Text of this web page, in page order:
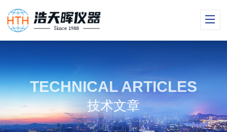
TECHNICAL ARTICLES
技术文章